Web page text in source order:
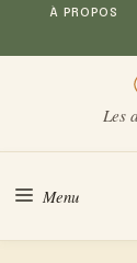
Aller
au
À PROPOS
Les
Menu